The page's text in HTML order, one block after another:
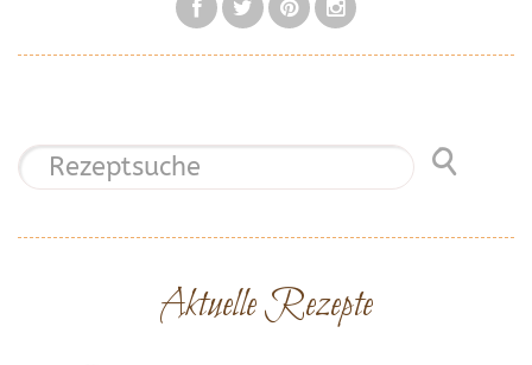
Aktuelle Rezepte